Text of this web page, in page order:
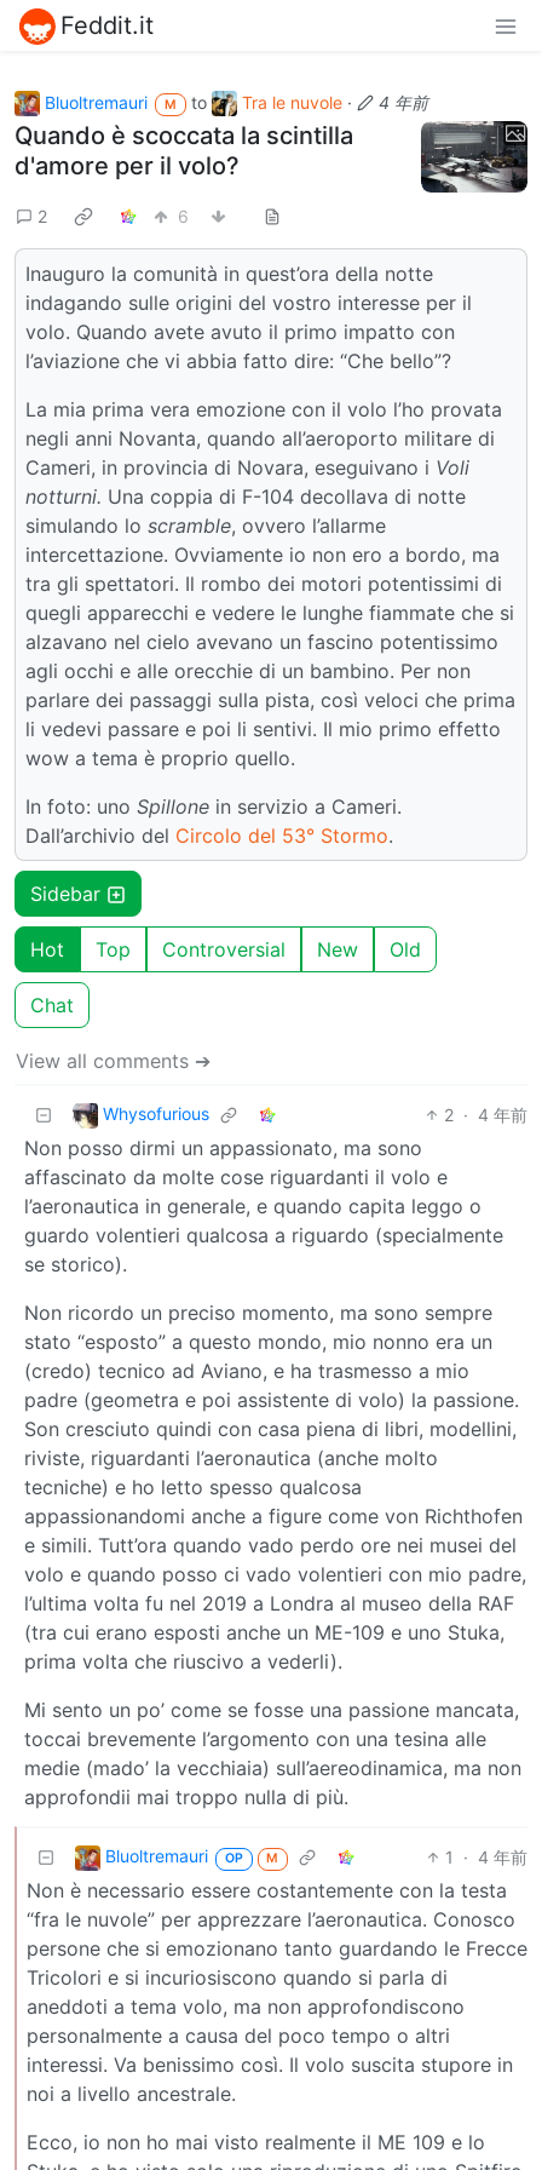
Feddit.it
Bluoltremauri M to Tra le nuvole· 4 年前
Quando è scoccata la scintilla
d'amore per il volo?
2 6
Inauguro la comunità in quest’ora della notte
indagando sulle origini del vostro interesse per il
volo. Quando avete avuto il primo impatto con
l’aviazione che vi abbia fatto dire: “Che bello”?
La mia prima vera emozione con il volo l’ho provata
negli anni Novanta, quando all’aeroporto militare di
Cameri, in provincia di Novara, eseguivano i Voli
notturni. Una coppia di F-104 decollava di notte
simulando lo scramble, ovvero l’allarme
intercettazione. Ovviamente io non ero a bordo, ma
tra gli spettatori. Il rombo dei motori potentissimi di
quegli apparecchi e vedere le lunghe fiammate che si
alzavano nel cielo avevano un fascino potentissimo
agli occhi e alle orecchie di un bambino. Per non
parlare dei passaggi sulla pista, così veloci che prima
li vedevi passare e poi li sentivi. Il mio primo effetto
wow a tema è proprio quello.
In foto: uno Spillone in servizio a Cameri.
Dall’archivio del Circolo del 53° Stormo.
Sidebar
Hot Top Controversial New Old
Chat
View all comments ➔
Whysofurious 2 · 4 年前
Non posso dirmi un appassionato, ma sono
affascinato da molte cose riguardanti il volo e
l’aeronautica in generale, e quando capita leggo o
guardo volentieri qualcosa a riguardo (specialmente
se storico).
Non ricordo un preciso momento, ma sono sempre
stato “esposto” a questo mondo, mio nonno era un
(credo) tecnico ad Aviano, e ha trasmesso a mio
padre (geometra e poi assistente di volo) la passione.
Son cresciuto quindi con casa piena di libri, modellini,
riviste, riguardanti l’aeronautica (anche molto
tecniche) e ho letto spesso qualcosa
appassionandomi anche a figure come von Richthofen
e simili. Tutt’ora quando vado perdo ore nei musei del
volo e quando posso ci vado volentieri con mio padre,
l’ultima volta fu nel 2019 a Londra al museo della RAF
(tra cui erano esposti anche un ME-109 e uno Stuka,
prima volta che riuscivo a vederli).
Mi sento un po’ come se fosse una passione mancata,
toccai brevemente l’argomento con una tesina alle
medie (mado’ la vecchiaia) sull’aereodinamica, ma non
approfondii mai troppo nulla di più.
Bluoltremauri OP M 1 · 4 年前
Non è necessario essere costantemente con la testa
“fra le nuvole” per apprezzare l’aeronautica. Conosco
persone che si emozionano tanto guardando le Frecce
Tricolori e si incuriosiscono quando si parla di
aneddoti a tema volo, ma non approfondiscono
personalmente a causa del poco tempo o altri
interessi. Va benissimo così. Il volo suscita stupore in
noi a livello ancestrale.
Ecco, io non ho mai visto realmente il ME 109 e lo